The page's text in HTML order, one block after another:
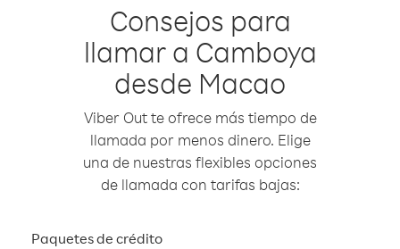
Consejos para
llamar a Camboya
desde Macao
Viber Out te ofrece más tiempo de
llamada por menos dinero. Elige
una de nuestras flexibles opciones
de llamada con tarifas bajas:
Paquetes de crédito